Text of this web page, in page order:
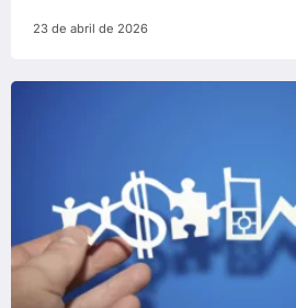
23 de abril de 2026